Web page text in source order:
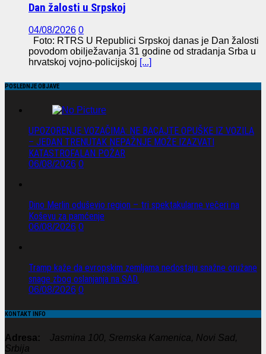
Dan žalosti u Srpskoj
04/08/2026 0
Foto: RTRS U Republici Srpskoj danas je Dan žalosti
povodom obilježavanja 31 godine od stradanja Srba u
hrvatskoj vojno-policijskoj [...]
POSLEDNJE OBJAVE
UPOZORENJE VOZAČIMA: NE BACAJTE OPUŠKE IZ VOZILA
– JEDAN TRENUTAK NEPAŽNJE MOŽE IZAZVATI
KATASTROFALAN POŽAR
06/08/2026 0
Dino Merlin oduševio region – tri spektakularne večeri na
Koševu za pamćenje
06/08/2026 0
Tramp kaže da evropskim zemljama nedostaju snažne oružane
snage zbog oslanjanja na SAD.
06/08/2026 0
KONTAKT INFO
Adresa:
Jasmina 100, Sremska Kamenica, Novi Sad,
Srbija